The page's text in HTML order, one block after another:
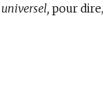
pour